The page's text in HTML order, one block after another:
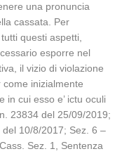
una pronuncia
cassata. Per
questi aspetti,
esporre nel
il vizio di violazione
inizialmente
in cui esso e’ ictu oculi
23834 del 25/09/2019;
10/8/2017; Sez. 6 –
Sez. 1, Sentenza